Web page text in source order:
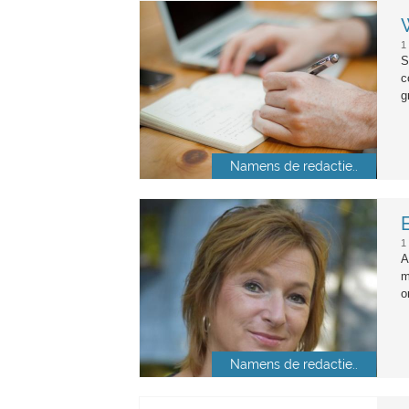
alejandro-escamilla-4-
Namens de redactie..
1
estherbreuker-twitter.jpg
Namens de redactie..
1